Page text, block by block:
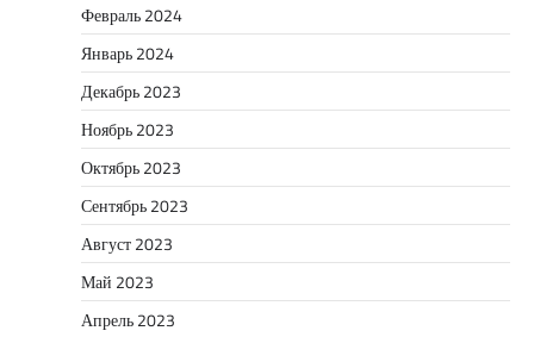
Февраль 2024
Январь 2024
Декабрь 2023
Ноябрь 2023
Октябрь 2023
Сентябрь 2023
Август 2023
Май 2023
Апрель 2023